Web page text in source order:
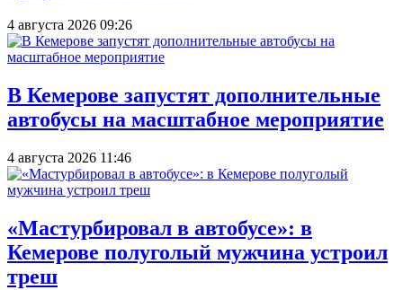
4 августа 2026 09:26
В Кемерове запустят дополнительные
автобусы на масштабное мероприятие
4 августа 2026 11:46
«Мастурбировал в автобусе»: в
Кемерове полуголый мужчина устроил
треш